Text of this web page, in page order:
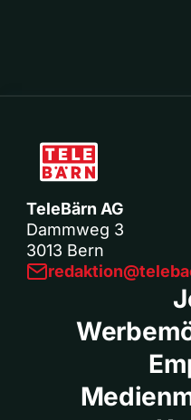
TeleBärn AG
Dammweg 3
3013 Bern